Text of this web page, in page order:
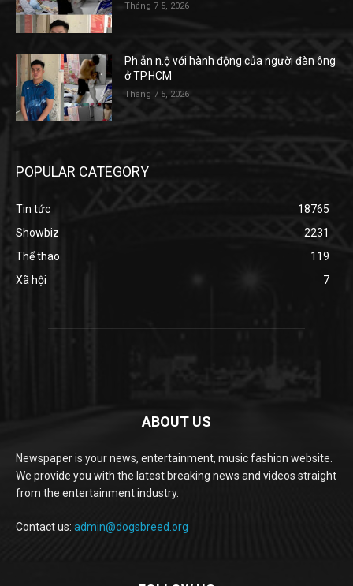
Tháng 7 5, 2026
Ph.ẫn n.ộ với hành động của người đàn ông
ở TP.HCM
Tháng 7 5, 2026
POPULAR CATEGORY
Tin tức
18765
Showbiz
2231
Thể thao
119
Xã hội
7
ABOUT US
Newspaper is your news, entertainment, music fashion website.
We provide you with the latest breaking news and videos straight
from the entertainment industry.
Contact us: admin@dogsbreed.org